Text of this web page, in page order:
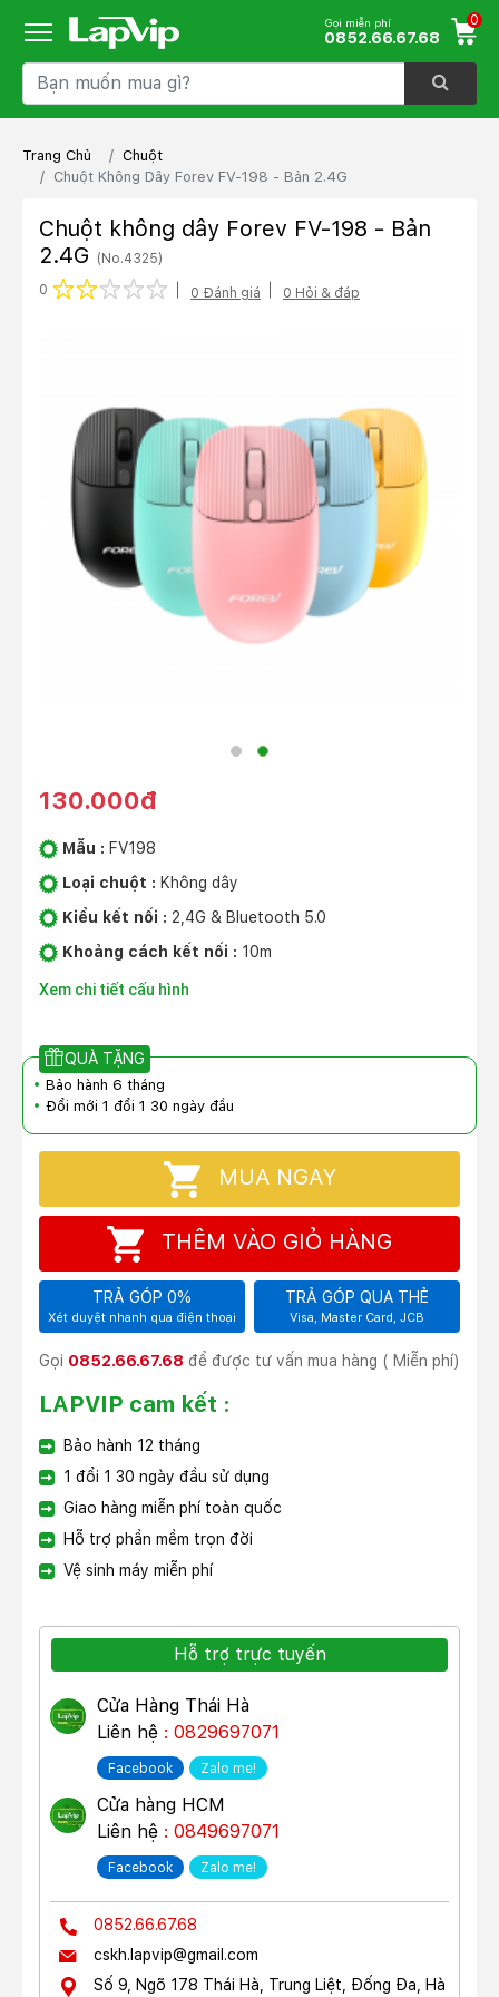
Gọi miễn phí
0852.66.67.68
0
Trang Chủ
Chuột
Chuột Không Dây Forev FV-198 - Bản 2.4G
Chuột không dây Forev FV-198 - Bản
2.4G
(No.4325)
0
5 stars
4 stars
3 stars
2 stars
1 star 0 Đánh giá 0 Hỏi & đáp
130.000đ
Mẫu : FV198
Loại chuột : Không dây
Kiểu kết nối : 2,4G & Bluetooth 5.0
Khoảng cách kết nối : 10m
Xem chi tiết cấu hình
QUÀ TẶNG
Bảo hành 6 tháng
Đổi mới 1 đổi 1 30 ngày đầu
MUA NGAY
THÊM VÀO GIỎ HÀNG
TRẢ GÓP 0%
Xét duyệt nhanh qua điện thoại
TRẢ GÓP QUA THẺ
Visa, Master Card, JCB
Gọi 0852.66.67.68 để được tư vấn mua hàng ( Miễn phí)
LAPVIP cam kết :
Bảo hành 12 tháng
1 đổi 1 30 ngày đầu sử dụng
Giao hàng miễn phí toàn quốc
Hỗ trợ phần mềm trọn đời
Vệ sinh máy miễn phí
Hỗ trợ trực tuyến
Cửa Hàng Thái Hà
Liên hệ : 0829697071
Facebook Zalo me!
Cửa hàng HCM
Liên hệ : 0849697071
Facebook Zalo me!
0852.66.67.68
cskh.lapvip@gmail.com
Số 9, Ngõ 178 Thái Hà, Trung Liệt, Đống Đa, Hà